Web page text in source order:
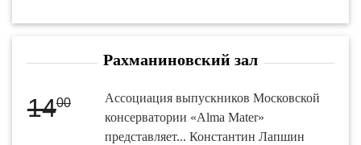
Рахманиновский зал
1400
Ассоциация выпускников Московской
консерватории «Alma Mater»
представляет... Константин Лапшин